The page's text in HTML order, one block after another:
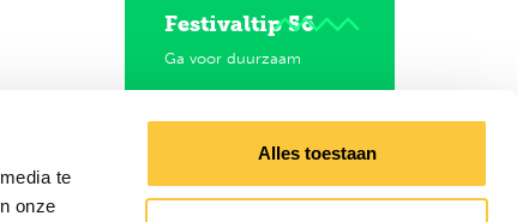
te
onze
Alles toestaan
Festivaltip 56
Ga voor duurzaam